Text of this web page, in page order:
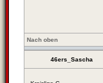
Nach oben
46ers_Sascha